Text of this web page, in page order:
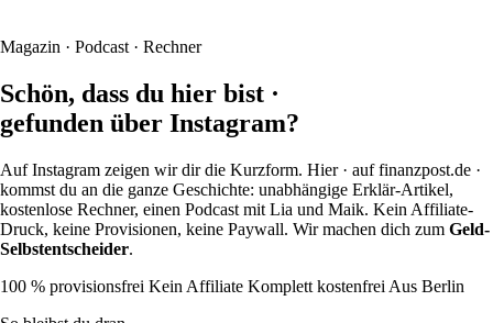
Magazin · Podcast · Rechner
Schön, dass du hier bist ·
gefunden über Instagram?
Auf Instagram zeigen wir dir die Kurzform. Hier · auf finanzpost.de ·
kommst du an die ganze Geschichte: unabhängige Erklär-Artikel,
kostenlose Rechner, einen Podcast mit Lia und Maik. Kein Affiliate-
Druck, keine Provisionen, keine Paywall. Wir machen dich zum Geld-
Selbstentscheider.
100 % provisionsfrei Kein Affiliate Komplett kostenfrei Aus Berlin